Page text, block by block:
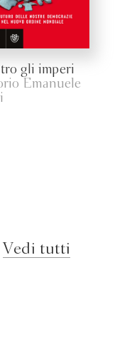
gli imperi
Emanuele
Vedi tutti